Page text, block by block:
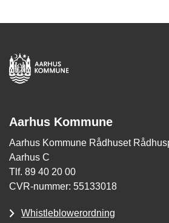
Aarhus Kommune
Aarhus Kommune Rådhuset
Aarhus C
Tlf. 89 40 20 00
CVR-nummer: 55133018
Whistleblowerordning